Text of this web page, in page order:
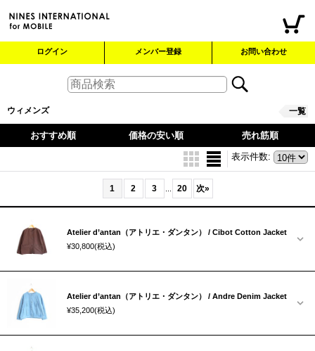
ログイン メンバー登録 お問い合わせ
ウィメンズ 一覧
おすすめ順 価格の安い順
売れ筋順
表示件数:
1 2 3 20 次»
Atelier d’antan（アトリエ・ダンタン） / Cibot Cotton Jacket
¥30,800(税込)
Atelier d’antan（アトリエ・ダンタン） / Andre Denim Jacket
¥35,200(税込)